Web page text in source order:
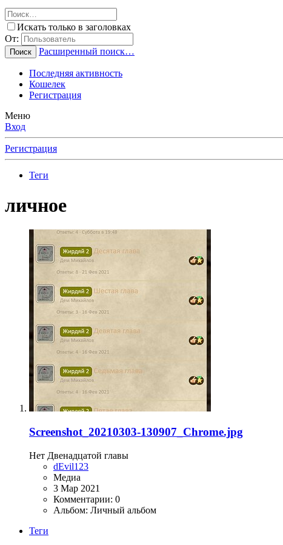
Искать только в заголовках
От:
Поиск Расширенный поиск…
Последняя активность
Кошелек
Регистрация
Меню
Вход
Регистрация
Теги
личное
Screenshot_20210303-130907_Chrome.jpg
Нет Двенадцатой главы
dEvil123
Медиа
3 Мар 2021
Комментарии: 0
Альбом: Личный альбом
Теги